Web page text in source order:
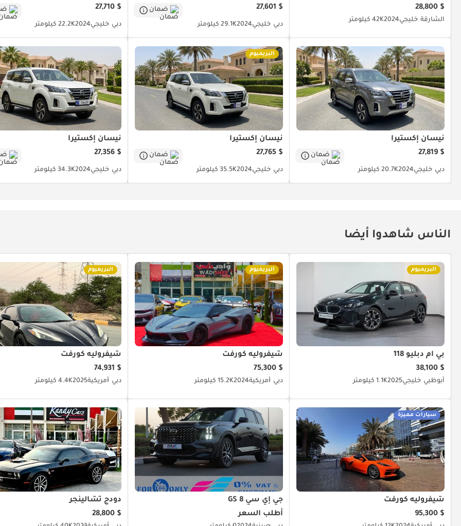
$ 28,800
الشارقة خليجي202442K كيلومتر
$ 27,601
ضمان
دبي خليجي202429.1K كيلومتر
$ 27,710
دبي خليجي202422.2K كيلومتر
نيسان إكستيرا
$ 27,819
ضمان
دبي خليجي202420.7K كيلومتر
البريميوم
نيسان إكستيرا
$ 27,765
ضمان
دبي خليجي202435.5K كيلومتر
نيسان إكستيرا
$ 27,356
دبي خليجي202434.3K كيلومتر
الناس شاهدوا أيضا
البريميوم
بي أم دبليو 118
$ 38,100
أبوظبي خليجي20251.1K كيلومتر
البريميوم
شيفروليه كورفت
$ 75,300
دبي أمريكية202415.2K كيلومتر
البريميوم
شيفروليه كورفت
$ 74,931
دبي أمريكية20254.4K كيلومتر
سيارات مميزة
شيفروليه كورفت
$ 95,300
جي إي سي GS 8
أطلب السعر
دودج تشالينجر
$ 28,800